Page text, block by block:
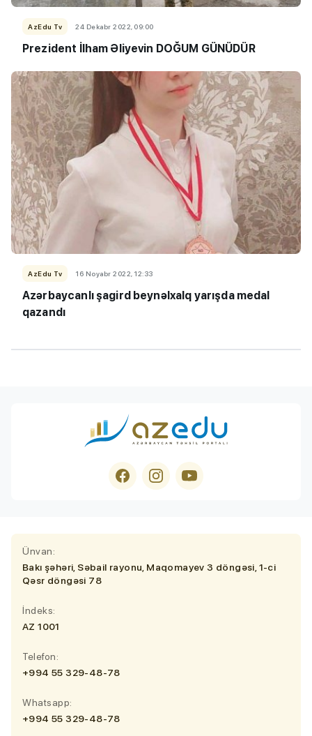
AzEdu Tv 24 Dekabr 2022, 09:00
Prezident İlham Əliyevin DOĞUM GÜNÜDÜR
AzEdu Tv 16 Noyabr 2022, 12:33
Azərbaycanlı şagird beynəlxalq yarışda medal
qazandı
Ünvan:
Bakı şəhəri, Səbail rayonu, Maqomayev 3 döngəsi, 1-ci
Qəsr döngəsi 78
İndeks:
AZ 1001
Telefon:
+994 55 329-48-78
Whatsapp:
+994 55 329-48-78